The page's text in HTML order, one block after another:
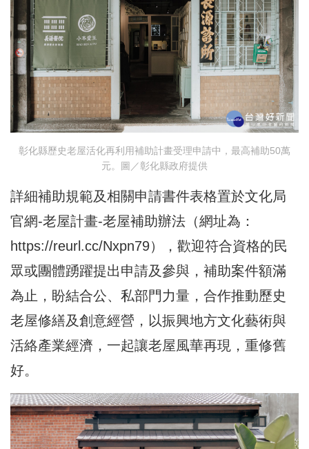
彰化縣歷史老屋活化再利用補助計畫受理申請中，最高補助50萬
元。圖／彰化縣政府提供
詳細補助規範及相關申請書件表格置於文化局
官網-老屋計畫-老屋補助辦法（網址為：
https://reurl.cc/Nxpn79），歡迎符合資格的民
眾或團體踴躍提出申請及參與，補助案件額滿
為止，盼結合公、私部門力量，合作推動歷史
老屋修繕及創意經營，以振興地方文化藝術與
活絡產業經濟，一起讓老屋風華再現，重修舊
好。